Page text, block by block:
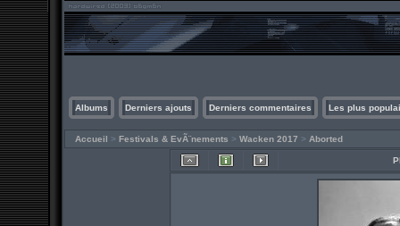
Albums Derniers ajouts Derniers commentaires Les plus
Accueil > Festivals & EvÃ¨nements > Wacken 2017 > Aborted